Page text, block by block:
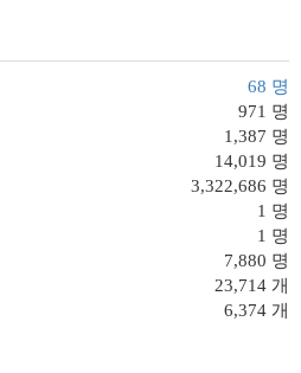
68 명
971 명
1,387 명
14,019 명
3,322,686 명
1 명
1 명
7,880 명
23,714 개
6,374 개